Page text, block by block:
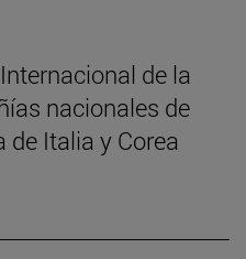
de la
nacionales de
Italia y Corea